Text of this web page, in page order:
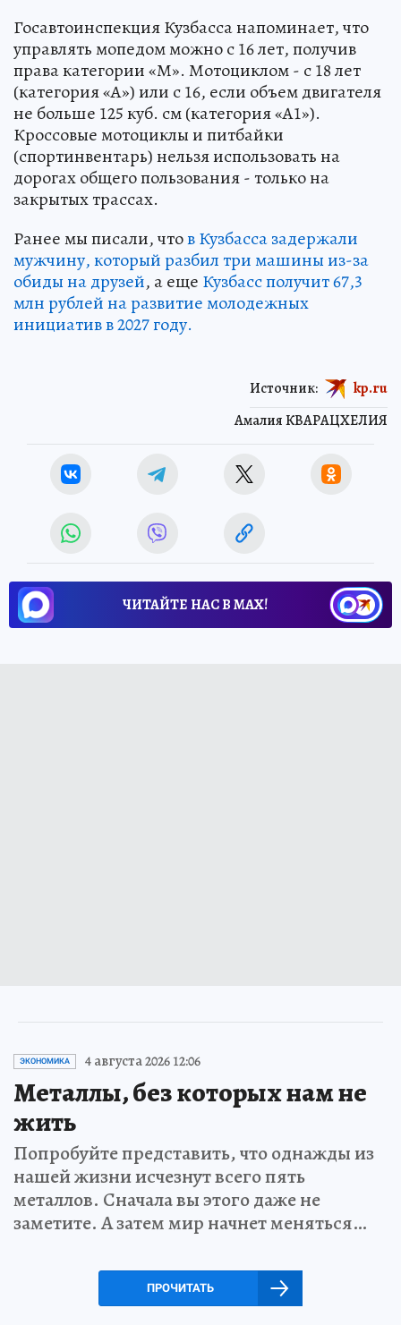
Госавтоинспекция Кузбасса напоминает, что
управлять мопедом можно с 16 лет, получив
права категории «М». Мотоциклом - с 18 лет
(категория «А») или с 16, если объем двигателя
не больше 125 куб. см (категория «А1»).
Кроссовые мотоциклы и питбайки
(спортинвентарь) нельзя использовать на
дорогах общего пользования - только на
закрытых трассах.
Ранее мы писали, чтов Кузбасса задержали
мужчину, который разбил три машины из-за
обиды на друзей, а еще Кузбасс получит 67,3
млн рублей на развитие молодежных
инициатив в 2027 году.
Амалия КВАРАЦХЕЛИЯ
Источник: kp.ru
ЧИТАЙТЕ НАС В МАХ!
ЭКОНОМИКА 4 августа 2026 12:06
Металлы, без которых нам не
жить
Попробуйте представить, что однажды из
нашей жизни исчезнут всего пять
металлов. Сначала вы этого даже не
заметите. А затем мир начнет меняться…
ПРОЧИТАТЬ